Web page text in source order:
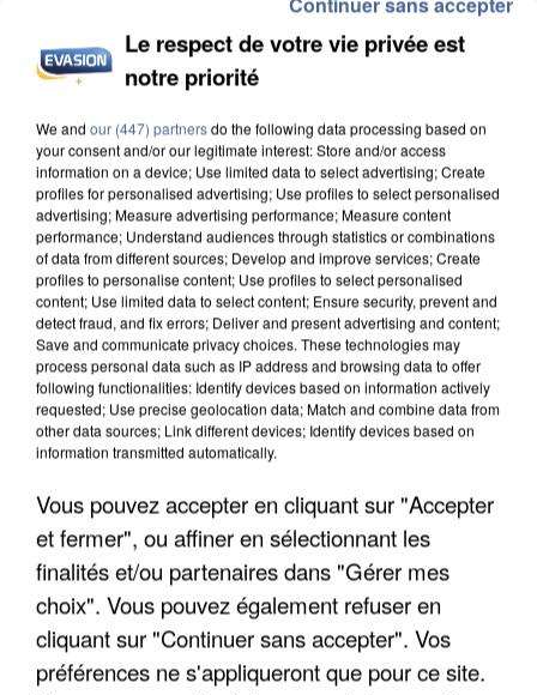
INCENDIES : L’ÎLE-DE-FRANCE LANCE UN ÉLAN
DE SOLIDARITÉ AVEC LES...
APRÈS TOUTES CES CANICULES, LES REFUGES
DE FAUNE SAUVAGE SONT...
Le respect de votre vie privée est
notre priorité
We and our (447) partnersdo the following data processing based on
your consent and/or our legitimate interest: Store and/or access
information on a device; Use limited data to select advertising; Create
profiles for personalised advertising; Use profiles to select personalised
advertising; Measure advertising performance; Measure content
performance; Understand audiences through statistics or combinations
of data from different sources; Develop and improve services; Create
profiles to personalise content; Use profiles to select personalised
content; Use limited data to select content; Ensure security, prevent and
detect fraud, and fix errors; Deliver and present advertising and content;
Save and communicate privacy choices. These technologies may
process personal data such as IP address and browsing data to offer
following functionalities: Identify devices based on information actively
requested; Use precise geolocation data; Match and combine data from
other data sources; Link different devices; Identify devices based on
information transmitted automatically.
Vous pouvez accepter en cliquant sur "Accepter
et fermer", ou affiner en sélectionnant les
finalités et/ou partenaires dans "Gérer mes
choix". Vous pouvez également refuser en
cliquant sur "Continuer sans accepter". Vos
préférences ne s'appliqueront que pour ce site.